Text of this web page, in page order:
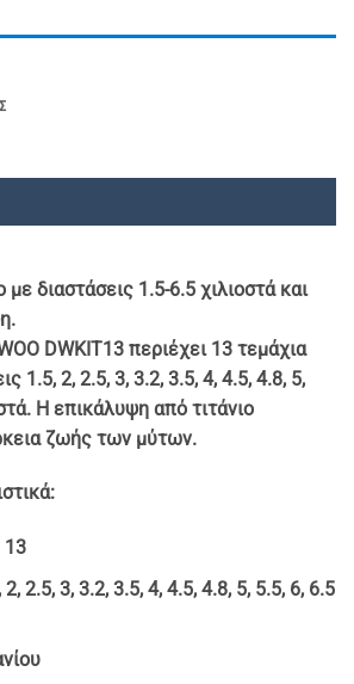
διαστάσεις 1.5-6.5 χιλιοστά και
DWKIT13 περιέχει 13 τεμάχια
1.5, 2, 2.5, 3, 3.2, 3.5, 4, 4.5, 4.8, 5,
Η επικάλυψη από τιτάνιο
ζωής των μύτων.
13
2.5, 3, 3.2, 3.5, 4, 4.5, 4.8, 5, 5.5, 6, 6.5